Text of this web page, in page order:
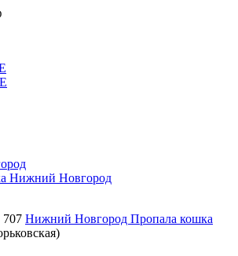
Нижний Новгород
707 Нижний Новгород Пропала кошка